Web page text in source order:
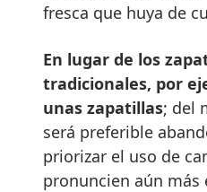
fresca que huya de
En lugar de los
tradicionales, por
unas zapatillas; del
será preferible
priorizar el uso de
pronuncien aún más